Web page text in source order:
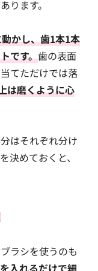
ります。
かし、歯1本1本
です。歯の表面
てただけでは落
は磨くように心
はそれぞれ分け
決めておくと、
ラシを使うのも
入れるだけで細